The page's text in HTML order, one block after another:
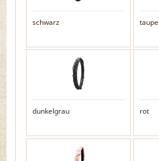
schwarz taupe
dunkelgrau rot